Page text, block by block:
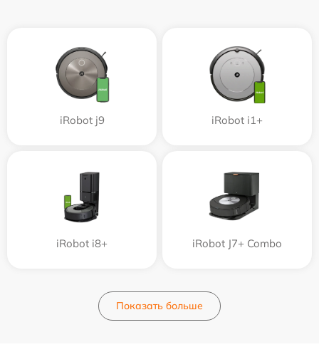
iRobot j9 iRobot i1+
iRobot i8+ iRobot J7+ Combo
Показать больше